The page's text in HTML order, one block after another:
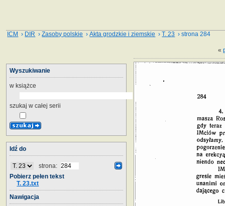
ICM › DIR ›Zasoby polskie ›Akta grodzkie i ziemskie ›T. 23 › strona 284
«
Wyszukiwanie
w książce
szukaj w całej serii
Idź do
strona:
Pobierz pełen tekst
T. 23.txt
Nawigacja